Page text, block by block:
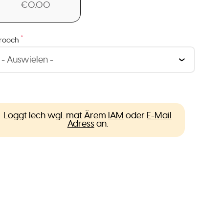
€0.00
*
Loggt Iech wgl. mat Ärem IAM oder E-Mail
Adress an.